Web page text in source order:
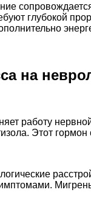
глубокой
на
работу
Этот